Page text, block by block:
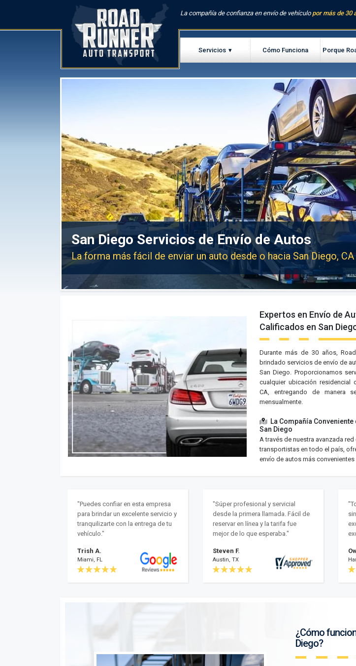
La compañía de confianza en envío de vehículopor más de 30
Servicios Cómo Funciona Porque
San Diego Servicios de Envío de Autos
La forma más fácil de enviar un auto desde o hacia San Diego, CA
Expertos en Envío de
Calificados en San
Durante más de 30 años,
brindado servicios de envío de
San Diego. Proporcionamos
cualquier ubicación residencial
CA, entregando de manera
mensualmente.
La Compañía
San Diego
A través de nuestra avanzada
transportistas en todo el país,
envío de autos más convenientes
"Puedes confiar en esta empresa
para brindar un excelente servicio y
tranquilizarte con la entrega de tu
vehículo."
Trish A.
Miami, FL
"Súper profesional y servicial
desde la primera llamada. Fácil de
reservar en línea y la tarifa fue
mejor de lo que esperaba."
Steven F.
Austin, TX
¿Cómo
Diego?